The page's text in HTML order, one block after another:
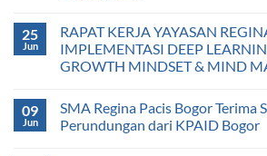
25
Jun
RAPAT KERJA YAYASAN
IMPLEMENTASI DEEP
GROWTH MINDSET & MIND
09
Jun
SMA Regina Pacis Bogor Terima
Perundungan dari KPAID Bogor